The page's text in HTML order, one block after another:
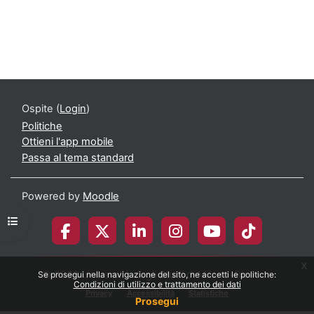
Se prosegui nella navigazione del sito, ne accetti le politiche:
Condizioni di utilizzo e trattamento dei dati
Prosegui
x
Apri indice del corso
Ospite (Login)
Politiche
Ottieni l'app mobile
Passa al tema standard
Powered by Moodle
© 2026 Università degli Studi di Milano-Bicocca